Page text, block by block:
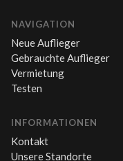
NAVIGATION
Neue Auflieger
Gebrauchte Auflieger
Vermietung
Testen
INFORMATIONEN
Kontakt
Unsere Standorte